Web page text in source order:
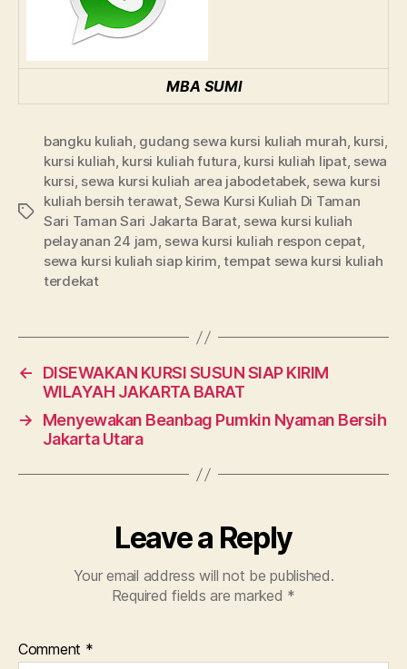
MBA SUMI
Tags
bangku kuliah, gudang sewa kursi kuliah murah, kursi,
kursi kuliah, kursi kuliah futura, kursi kuliah lipat, sewa
kursi, sewa kursi kuliah area jabodetabek, sewa kursi
kuliah bersih terawat,Sewa Kursi Kuliah Di Taman
Sari Taman Sari Jakarta Barat, sewa kursi kuliah
pelayanan 24 jam, sewa kursi kuliah respon cepat,
sewa kursi kuliah siap kirim,tempat sewa kursi kuliah
terdekat
←
DISEWAKAN KURSI SUSUN SIAP KIRIM
WILAYAH JAKARTA BARAT
→
Menyewakan Beanbag Pumkin Nyaman Bersih
Jakarta Utara
Leave a Reply
Your email address will not be published.
Required fields are marked *
Comment *